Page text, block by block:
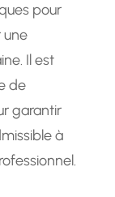
pour
une
Il est
de
garantir
à